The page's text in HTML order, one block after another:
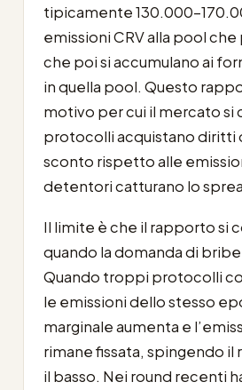
tipicamente 130.000-
emissioni CRV alla pool che
che poi si accumulano ai
in quella pool. Questo
motivo per cui il mercato si
protocolli acquistano diritti
sconto rispetto alle
detentori catturano lo
Il limite è che il rapporto si
quando la domanda di
Quando troppi protocolli
le emissioni dello stesso
marginale aumenta e
rimane fissata, spingendo
il basso. Nei round recenti